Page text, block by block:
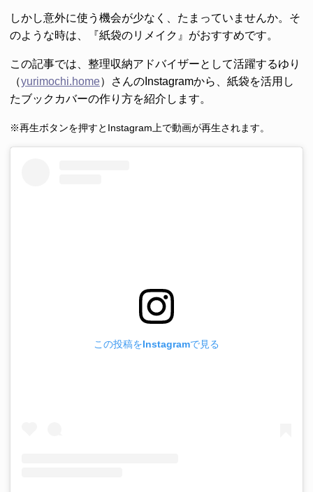
しかし意外に使う機会が少なく、たまっていませんか。そ
のような時は、『紙袋のリメイク』がおすすめです。
この記事では、整理収納アドバイザーとして活躍するゆり
（yurimochi.home）さんのInstagramから、紙袋を活用し
たブックカバーの作り方を紹介します。
※再生ボタンを押すとInstagram上で動画が再生されます。
この投稿をInstagramで見る